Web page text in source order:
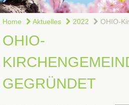
Home Aktuelles 2022 OHIO-
OHIO-
GEGRÜNDET